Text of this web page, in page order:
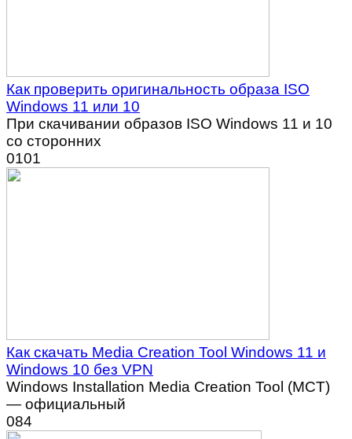
Как проверить оригинальность образа ISO
Windows 11 или 10
При скачивании образов ISO Windows 11 и 10
со сторонних
0101
Как скачать Media Creation Tool Windows 11 и
Windows 10 без VPN
Windows Installation Media Creation Tool (MCT)
— официальный
084